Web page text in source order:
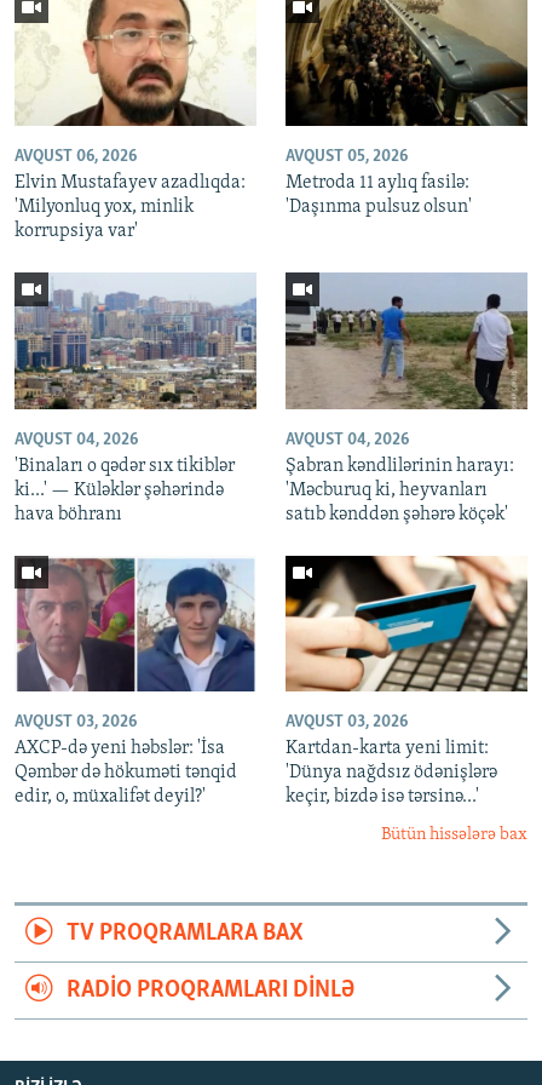
AVQUST 06, 2026
Elvin Mustafayev azadlıqda:
'Milyonluq yox, minlik
korrupsiya var'
AVQUST 05, 2026
Metroda 11 aylıq fasilə:
'Daşınma pulsuz olsun'
AVQUST 04, 2026
'Binaları o qədər sıx tikiblər
ki...' — Küləklər şəhərində
hava böhranı
AVQUST 04, 2026
Şabran kəndlilərinin harayı:
'Məcburuq ki, heyvanları
satıb kənddən şəhərə köçək'
AVQUST 03, 2026
AXCP-də yeni həbslər: 'İsa
Qəmbər də hökuməti tənqid
edir, o, müxalifət deyil?'
AVQUST 03, 2026
Kartdan-karta yeni limit:
'Dünya nağdsız ödənişlərə
keçir, bizdə isə tərsinə...'
Bütün hissələrə bax
TV PROQRAMLARA BAX
RADIO PROQRAMLARI DINLƏ